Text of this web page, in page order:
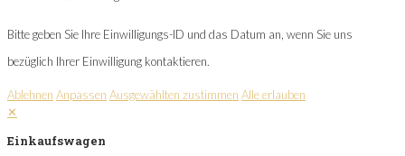
Bitte geben Sie Ihre Einwilligungs-ID und das Datum an, wenn Sie uns
bezüglich Ihrer Einwilligung kontaktieren.
Ablehnen Anpassen Ausgewählten zustimmen Alle erlauben
✕
Einkaufswagen